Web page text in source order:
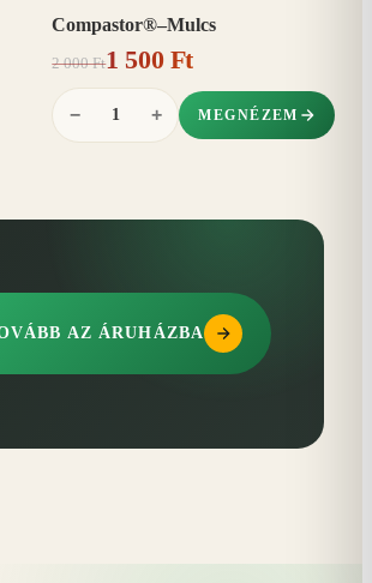
Compastor®–Mulcs
2 000 Ft1 500 Ft
− + MEGNÉZEM
AZ ÁRUHÁZBA